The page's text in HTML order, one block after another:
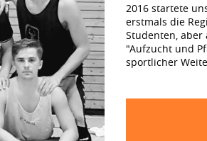
2016 startete
erstmals die
Studenten, aber
"Aufzucht und
sportlicher